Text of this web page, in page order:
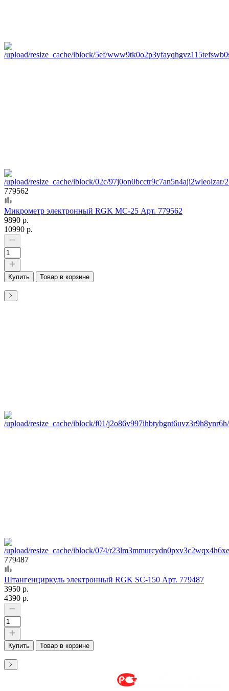
779562
Микрометр электронный RGK MC-25 Арт. 779562
9890 р.
10990 р.
Купить Товар в корзине
779487
Штангенциркуль электронный RGK SC-150 Арт. 779487
3950 р.
4390 р.
Купить Товар в корзине